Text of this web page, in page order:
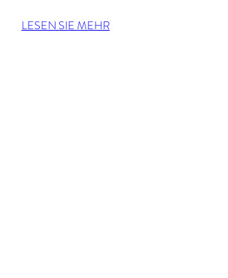
LESEN SIE MEHR